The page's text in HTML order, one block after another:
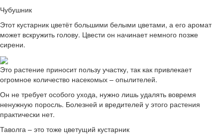
Чубушник
Этот кустарник цветёт большими белыми цветами, а его аромат
может вскружить голову. Цвести он начинает немного позже
сирени.
Это растение приносит пользу участку, так как привлекает
огромное количество насекомых – опылителей.
Он не требует особого ухода, нужно лишь удалять вовремя
ненужную поросль. Болезней и вредителей у этого растения
практически нет.
Таволга – это тоже цветущий кустарник